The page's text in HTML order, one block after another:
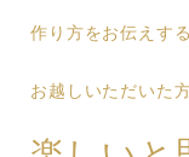
作り方をお伝えす
お越しいただいた